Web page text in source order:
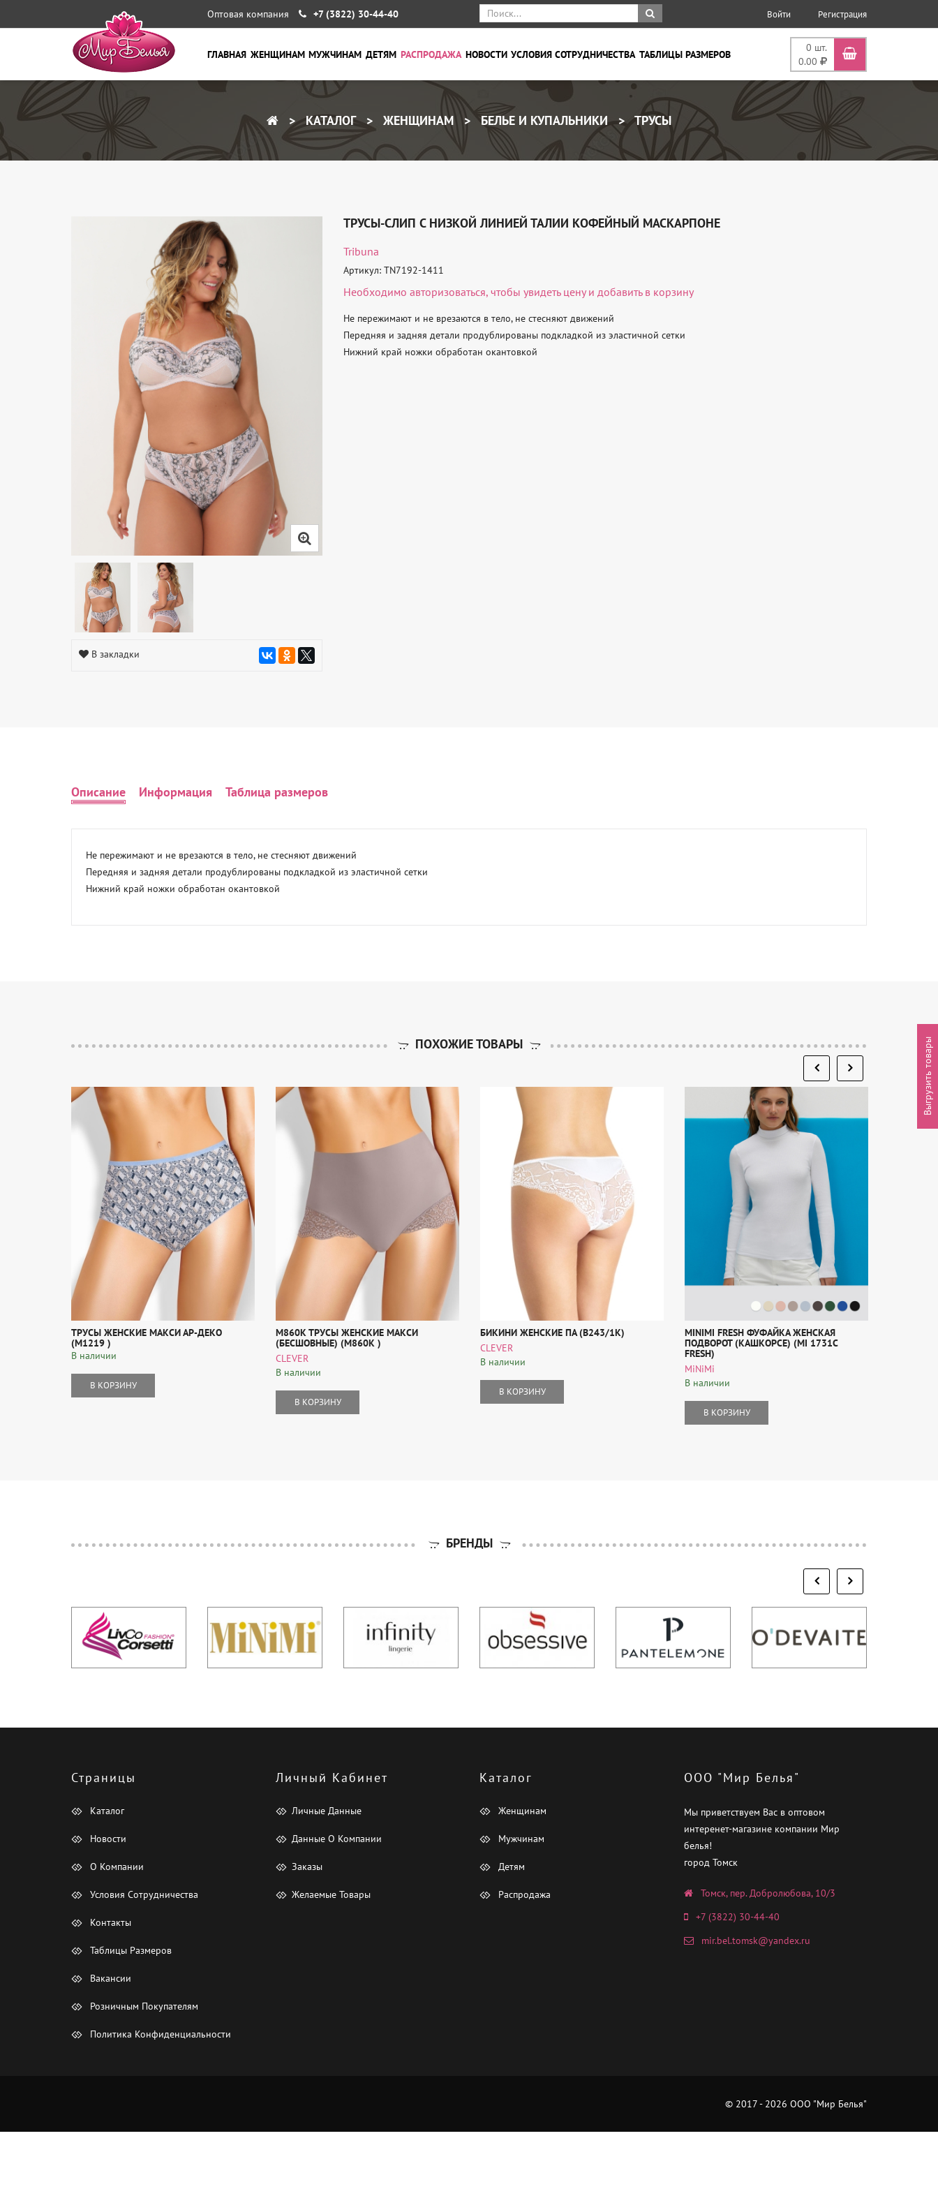
Оптовая компания +7 (3822) 30-44-40 Войти Регистрация
0 шт.
0.00
ГЛАВНАЯ ЖЕНЩИНАМ МУЖЧИНАМ ДЕТЯМ РАСПРОДАЖА НОВОСТИ УСЛОВИЯ СОТРУДНИЧЕСТВА ТАБЛИЦЫ РАЗМЕРОВ
КАТАЛОГ ЖЕНЩИНАМ БЕЛЬЕ И КУПАЛЬНИКИ ТРУСЫ
В закладки
ТРУСЫ-СЛИП С НИЗКОЙ ЛИНИЕЙ ТАЛИИ КОФЕЙНЫЙ МАСКАРПОНЕ
Tribuna
Артикул: TN7192-1411
Необходимо авторизоваться, чтобы увидеть цену и добавить в корзину
Не пережимают и не врезаются в тело, не стесняют движений
Передняя и задняя детали продублированы подкладкой из эластичной сетки
Нижний край ножки обработан окантовкой
Описание Информация Таблица размеров
Не пережимают и не врезаются в тело, не стесняют движений
Передняя и задняя детали продублированы подкладкой из эластичной сетки
Нижний край ножки обработан окантовкой
ПОХОЖИЕ ТОВАРЫ
ТРУСЫ ЖЕНСКИЕ МАКСИ АР-ДЕКО
(M1219 )
В наличии
В КОРЗИНУ
M860К ТРУСЫ ЖЕНСКИЕ МАКСИ
(БЕСШОВНЫЕ) (M860К )
CLEVER
В наличии
В КОРЗИНУ
БИКИНИ ЖЕНСКИЕ ПА (B243/1К)
CLEVER
В наличии
В КОРЗИНУ
MINIMI FRESH ФУФАЙКА ЖЕНСКАЯ
ПОДВОРОТ (КАШКОРСЕ) (MI 1731C
FRESH)
MiNiMi
В наличии
В КОРЗИНУ
БРЕНДЫ
Страницы
Каталог
Новости
О Компании
Условия Сотрудничества
Контакты
Таблицы Размеров
Вакансии
Розничным Покупателям
Политика Конфиденциальности
Личный Кабинет
Личные Данные
Данные О Компании
Заказы
Желаемые Товары
Каталог
Женщинам
Мужчинам
Детям
Распродажа
ООО "Мир Белья"
Мы приветствуем Вас в оптовом
интеренет-магазине компании Мир
белья!
город Томск
Томск, пер. Добролюбова, 10/3
+7 (3822) 30-44-40
mir.bel.tomsk@yandex.ru
© 2017 - 2026 ООО "Мир Белья"
Выгрузить товары